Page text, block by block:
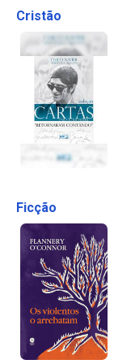
Cristão
Ficção